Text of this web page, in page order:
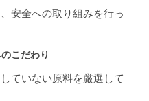
安全への取り組みを行っ
こだわり
ていない原料を厳選して